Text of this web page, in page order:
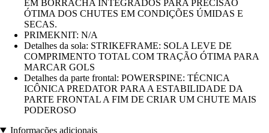
EM BORRACHA INTEGRADOS PARA PRECISÃO
ÓTIMA DOS CHUTES EM CONDIÇÕES ÚMIDAS E
SECAS.
PRIMEKNIT: N/A
Detalhes da sola: STRIKEFRAME: SOLA LEVE DE
COMPRIMENTO TOTAL COM TRAÇÃO ÓTIMA PARA
MARCAR GOLS
Detalhes da parte frontal: POWERSPINE: TÉCNICA
ICÔNICA PREDATOR PARA A ESTABILIDADE DA
PARTE FRONTAL A FIM DE CRIAR UM CHUTE MAIS
PODEROSO
Informações adicionais